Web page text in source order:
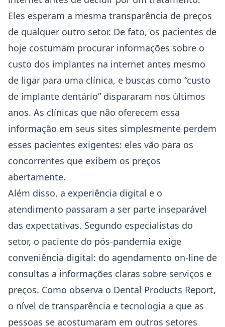
Eles esperam a mesma transparência de preços
de qualquer outro setor. De fato, os pacientes de
hoje costumam procurar informações sobre o
custo dos implantes na internet antes mesmo
de ligar para uma clínica, e buscas como “custo
de implante dentário” dispararam nos últimos
anos. As clínicas que não oferecem essa
informação em seus sites simplesmente perdem
esses pacientes exigentes: eles vão para os
concorrentes que exibem os preços
abertamente.
Além disso, a experiência digital e o
atendimento passaram a ser parte inseparável
das expectativas. Segundo especialistas do
setor, o paciente do pós-pandemia exige
conveniência digital: do agendamento on-line de
consultas a informações claras sobre serviços e
preços. Como observa o Dental Products Report,
o nível de transparência e tecnologia a que as
pessoas se acostumaram em outros setores